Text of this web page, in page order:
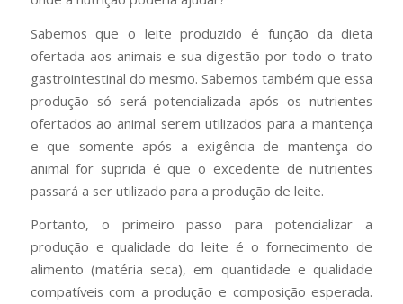
Sabemos que o leite produzido é função da dieta
ofertada aos animais e sua digestão por todo o trato
gastrointestinal do mesmo. Sabemos também que essa
produção só será potencializada após os nutrientes
ofertados ao animal serem utilizados para a mantença
e que somente após a exigência de mantença do
animal for suprida é que o excedente de nutrientes
passará a ser utilizado para a produção de leite.
Portanto, o primeiro passo para potencializar a
produção e qualidade do leite é o fornecimento de
alimento (matéria seca), em quantidade e qualidade
compatíveis com a produção e composição esperada.